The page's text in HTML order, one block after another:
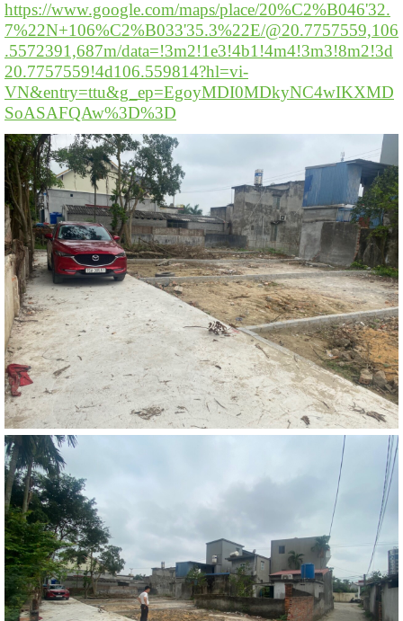
https://www.google.com/maps/place/20%C2%B046'32.
7%22N+106%C2%B033'35.3%22E/@20.7757559,106
.5572391,687m/data=!3m2!1e3!4b1!4m4!3m3!8m2!3d
20.7757559!4d106.559814?hl=vi-
VN&entry=ttu&g_ep=EgoyMDI0MDkyNC4wIKXMD
SoASAFQAw%3D%3D